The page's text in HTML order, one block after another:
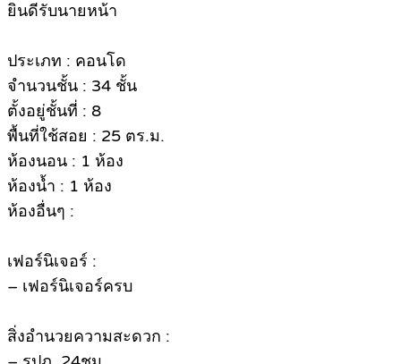
ยินดีรับนายหน้า
ประเภท : คอนโด
จำนวนชั้น : 34 ชั้น
ตั้งอยู่ชั้นที่ : 8
พื้นที่ใช้สอย : 25 ตร.ม.
ห้องนอน : 1 ห้อง
ห้องน้ำ : 1 ห้อง
ห้องอื่นๆ :
เฟอร์นิเจอร์ :
– เฟอร์นิเจอร์ครบ
สิ่งอำนวยความสะดวก :